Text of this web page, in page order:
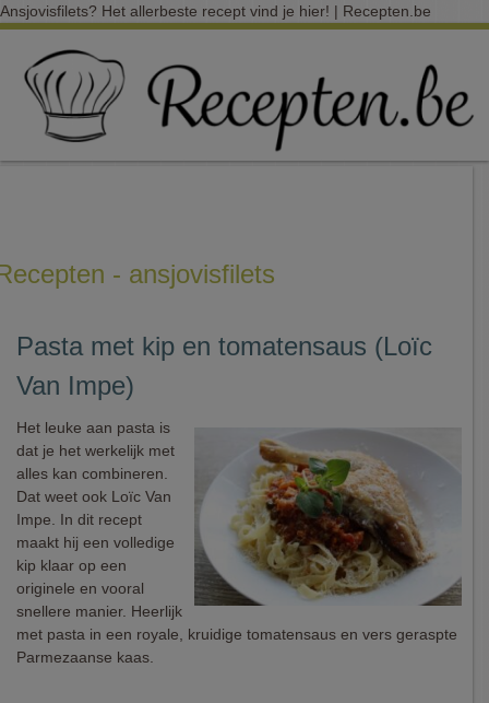
Ansjovisfilets? Het allerbeste recept vind je hier! | Recepten.be
- ansjovisfilets
Pasta met kip en tomatensaus (Loïc
Van Impe)
Het leuke aan pasta is
dat je het werkelijk met
alles kan combineren.
Dat weet ook Loïc Van
Impe. In dit recept
maakt hij een volledige
kip klaar op een
originele en vooral
snellere manier. Heerlijk
met pasta in een royale, kruidige tomatensaus en vers geraspte
Parmezaanse kaas.